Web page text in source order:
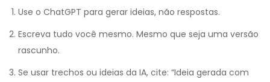
Use o ChatGPT para gerar ideias, não respostas.
Escreva tudo você mesmo. Mesmo que seja uma versão
rascunho.
Se usar trechos ou ideias da IA, cite: “Ideia gerada com